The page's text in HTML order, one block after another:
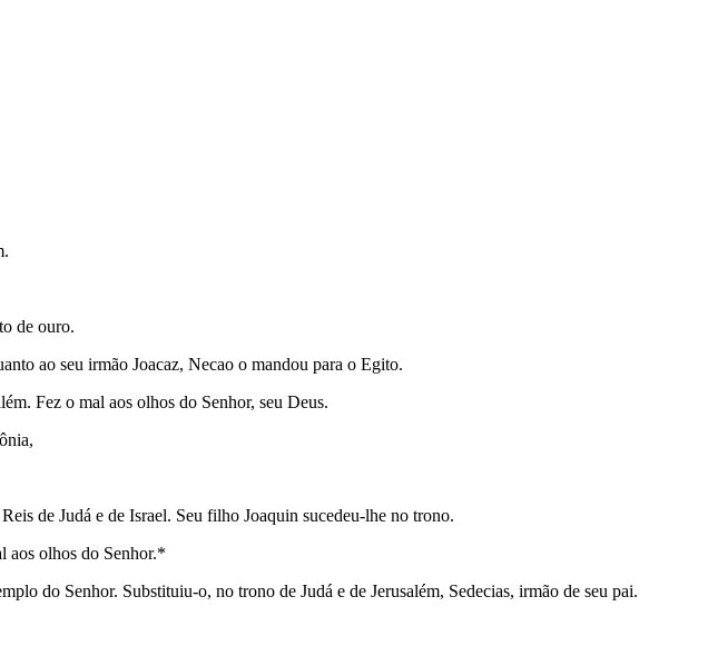
de ouro.
ao seu irmão Joacaz, Necao o mandou para o Egito.
Fez o mal aos olhos do Senhor, seu Deus.
de Judá e de Israel. Seu filho Joaquin sucedeu-lhe no trono.
aos olhos do Senhor.*
do Senhor. Substituiu-o, no trono de Judá e de Jerusalém, Sedecias, irmão de seu pai.